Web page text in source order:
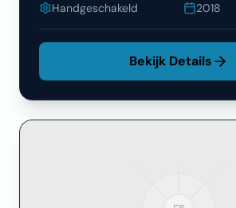
Handgeschakeld
2018
Bekijk Details